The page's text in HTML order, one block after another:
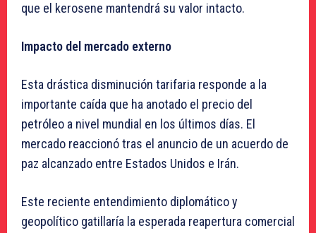
que el kerosene mantendrá su valor intacto.
Impacto del mercado externo
Esta drástica disminución tarifaria responde a la
importante caída que ha anotado el precio del
petróleo a nivel mundial en los últimos días. El
mercado reaccionó tras el anuncio de un acuerdo de
paz alcanzado entre Estados Unidos e Irán.
Este reciente entendimiento diplomático y
geopolítico gatillaría la esperada reapertura comercial